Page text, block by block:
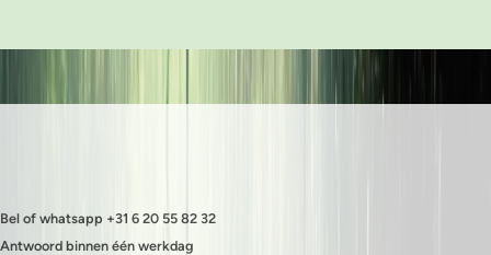
Bel of whatsapp +31 6 20 55 82 32
Antwoord binnen één werkdag